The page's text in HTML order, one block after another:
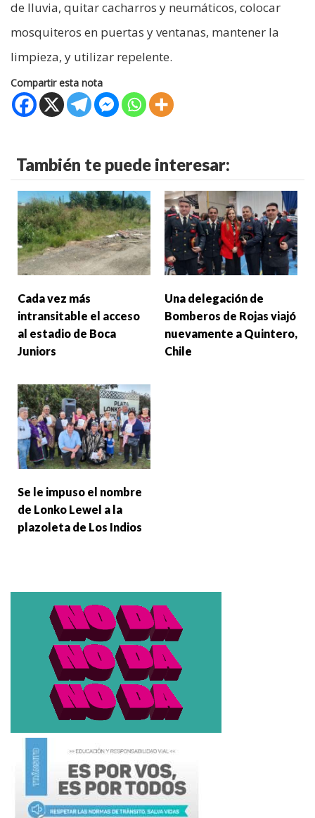
de lluvia, quitar cacharros y neumáticos, colocar
mosquiteros en puertas y ventanas, mantener la
limpieza, y utilizar repelente.
Compartir esta nota
También te puede interesar:
Cada vez más
intransitable el acceso
al estadio de Boca
Juniors
Una delegación de
Bomberos de Rojas viajó
nuevamente a Quintero,
Chile
Se le impuso el nombre
de Lonko Lewel a la
plazoleta de Los Indios